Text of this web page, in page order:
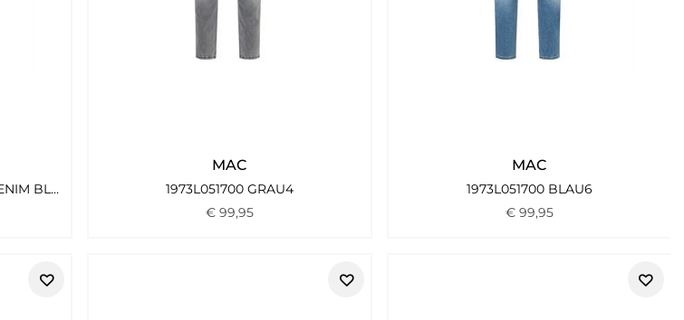
MAC JEANS - RICK, VINTAGE DENIM BLAU1
MAC
1973L051700 GRAU4
€99,95
MAC
1973L051700 BLAU6
€99,95